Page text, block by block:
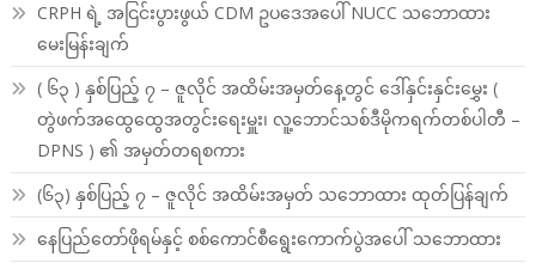
CRPH ရဲ့ အငြင်းပွားဖွယ် CDM ဥပဒေအပေါ် NUCC သဘောထား
မေးမြန်းချက်
( ၆၃ ) နှစ်ပြည့် ၇ – ဇူလိုင် အထိမ်းအမှတ်နေ့တွင် ဒေါ်နှင်းနှင်းမွှေး (
တွဲဖက်အထွေထွေအတွင်းရေးမှူး၊ လူ့ဘောင်သစ်ဒီမိုကရက်တစ်ပါတီ –
DPNS ) ၏ အမှတ်တရစကား
(၆၃) နှစ်ပြည့် ၇ – ဇူလိုင် အထိမ်းအမှတ် သဘောထား ထုတ်ပြန်ချက်
နေပြည်တော်ဖိုရမ်နှင့် စစ်ကောင်စီရွေးကောက်ပွဲအပေါ် သဘောထား